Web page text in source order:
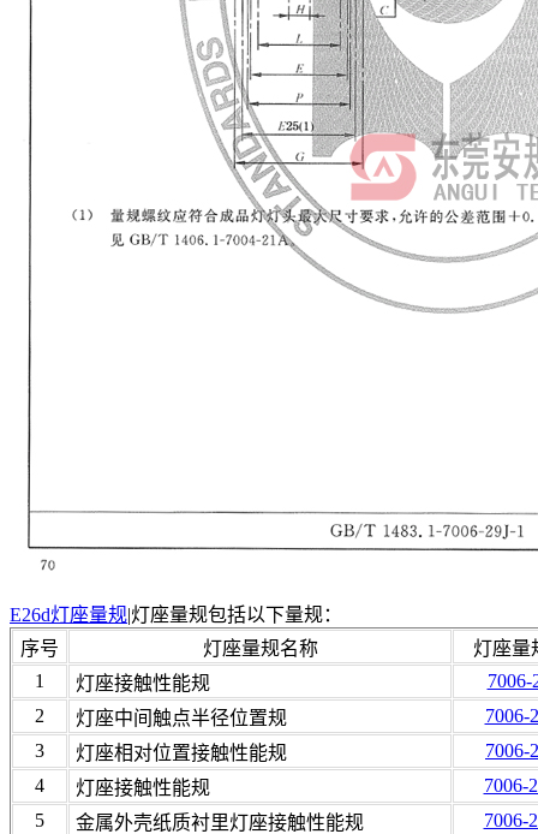
E26d灯座量规|灯座量规包括以下量规：
序号
灯座量规名称
灯座量
1
灯座接触性能规
7006-
2
灯座中间触点半径位置规
7006-
3
灯座相对位置接触性能规
7006-
4
灯座接触性能规
7006-
5
金属外壳纸质衬里灯座接触性能规
7006-